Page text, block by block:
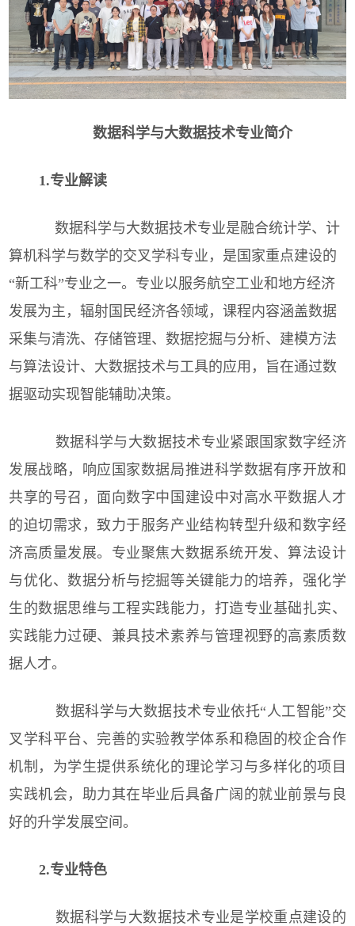
数据科学与大数据技术专业简介
1.专业解读
数据科学与大数据技术专业是融合统计学、计
算机科学与数学的交叉学科专业，是国家重点建设的
“新工科”专业之一。专业以服务航空工业和地方经济
发展为主，辐射国民经济各领域，课程内容涵盖数据
采集与清洗、存储管理、数据挖掘与分析、建模方法
与算法设计、大数据技术与工具的应用，旨在通过数
据驱动实现智能辅助决策。
数据科学与大数据技术专业紧跟国家数字经济
发展战略，响应国家数据局推进科学数据有序开放和
共享的号召，面向数字中国建设中对高水平数据人才
的迫切需求，致力于服务产业结构转型升级和数字经
济高质量发展。专业聚焦大数据系统开发、算法设计
与优化、数据分析与挖掘等关键能力的培养，强化学
生的数据思维与工程实践能力，打造专业基础扎实、
实践能力过硬、兼具技术素养与管理视野的高素质数
据人才。
数据科学与大数据技术专业依托“人工智能”交
叉学科平台、完善的实验教学体系和稳固的校企合作
机制，为学生提供系统化的理论学习与多样化的项目
实践机会，助力其在毕业后具备广阔的就业前景与良
好的升学发展空间。
2.专业特色
数据科学与大数据技术专业是学校重点建设的